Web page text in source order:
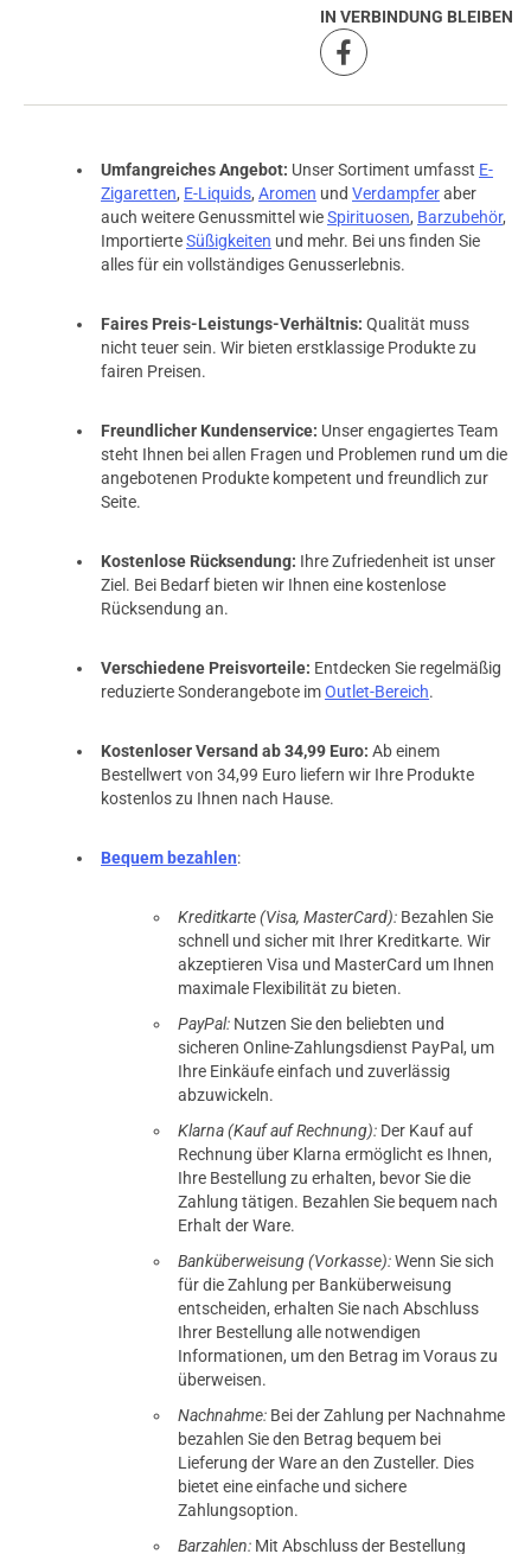
IN VERBINDUNG BLEIBEN
Umfangreiches Angebot: Unser Sortiment umfasst E-
Zigaretten, E-Liquids, Aromen und Verdampferaber
auch weitere Genussmittel wieSpirituosen, Barzubehör,
ImportierteSüßigkeiten und mehr. Bei uns finden Sie
alles für ein vollständiges Genusserlebnis.
Faires Preis-Leistungs-Verhältnis: Qualität muss
nicht teuer sein. Wir bieten erstklassige Produkte zu
fairen Preisen.
Freundlicher Kundenservice: Unser engagiertes Team
steht Ihnen bei allen Fragen und Problemen rund um die
angebotenen Produkte kompetent und freundlich zur
Seite.
Kostenlose Rücksendung: Ihre Zufriedenheit ist unser
Ziel. Bei Bedarf bieten wir Ihnen eine kostenlose
Rücksendung an.
Verschiedene Preisvorteile: Entdecken Sie regelmäßig
reduzierte Sonderangebote imOutlet-Bereich.
Kostenloser Versand ab 34,99 Euro: Ab einem
Bestellwert von 34,99 Euro liefern wir Ihre Produkte
kostenlos zu Ihnen nach Hause.
Bequem bezahlen:
Kreditkarte (Visa, MasterCard): Bezahlen Sie
schnell und sicher mit Ihrer Kreditkarte. Wir
akzeptieren Visa und MasterCard um Ihnen
maximale Flexibilität zu bieten.
PayPal: Nutzen Sie den beliebten und
sicheren Online-Zahlungsdienst PayPal, um
Ihre Einkäufe einfach und zuverlässig
abzuwickeln.
Klarna (Kauf auf Rechnung): Der Kauf auf
Rechnung über Klarna ermöglicht es Ihnen,
Ihre Bestellung zu erhalten, bevor Sie die
Zahlung tätigen. Bezahlen Sie bequem nach
Erhalt der Ware.
Banküberweisung (Vorkasse):Wenn Sie sich
für die Zahlung per Banküberweisung
entscheiden, erhalten Sie nach Abschluss
Ihrer Bestellung alle notwendigen
Informationen, um den Betrag im Voraus zu
überweisen.
Nachnahme: Bei der Zahlung per Nachnahme
bezahlen Sie den Betrag bequem bei
Lieferung der Ware an den Zusteller. Dies
bietet eine einfache und sichere
Zahlungsoption.
Barzahlen: Mit Abschluss der Bestellung